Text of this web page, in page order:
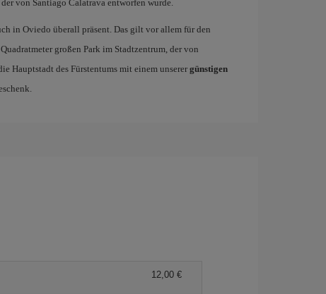
der von Santiago Calatrava entworfen wurde.
in Oviedo überall präsent. Das gilt vor allem für den
großen Park im Stadtzentrum, der von
Hauptstadt des Fürstentums mit einem unserer günstigen
12,00 €